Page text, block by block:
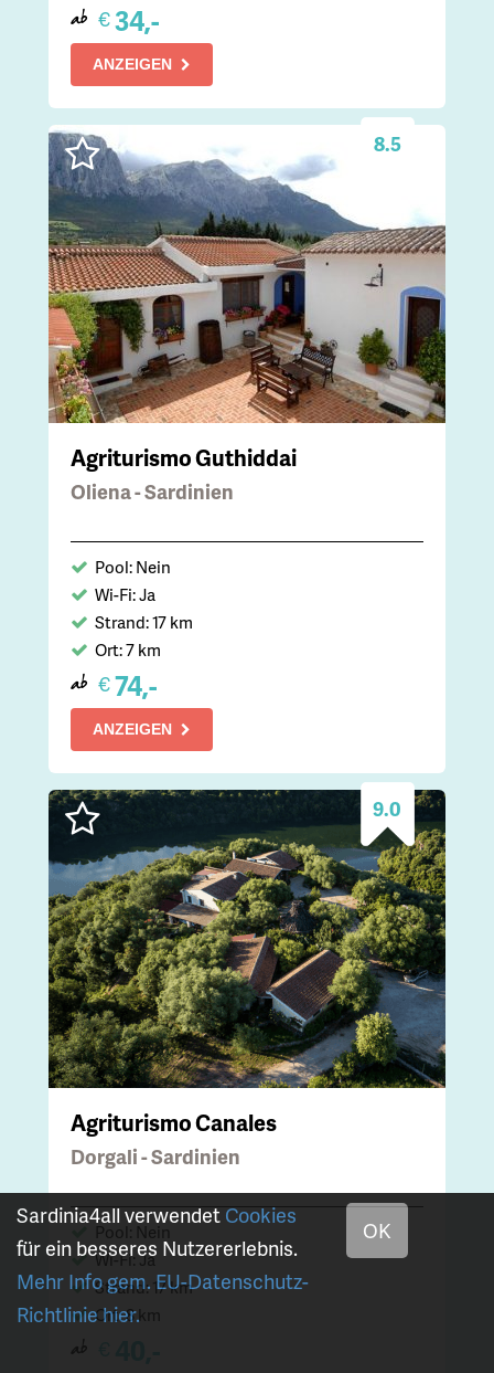
ab €34,-
ANZEIGEN
8.5
Agriturismo Guthiddai
Oliena - Sardinien
Pool: Nein
Wi-Fi: Ja
Strand: 17 km
Ort: 7 km
ab €74,-
ANZEIGEN
9.0
Agriturismo Canales
Dorgali - Sardinien
Pool: Nein
Wi-Fi: Ja
Strand: 17 km
Ort: 8 km
ab
Sardinia4all verwendetCookies
für ein besseres Nutzererlebnis.
Mehr Info gem. EU-Datenschutz-
Richtlinie hier.
OK